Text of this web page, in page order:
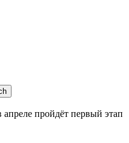
апреле пройдёт первый этап